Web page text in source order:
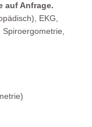
auf Anfrage.
EKG,
Spiroergometrie,